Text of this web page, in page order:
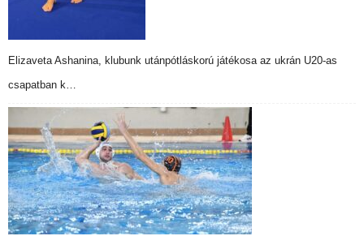
Elizaveta Ashanina, klubunk utánpótláskorú játékosa az ukrán U20-as
csapatban k…